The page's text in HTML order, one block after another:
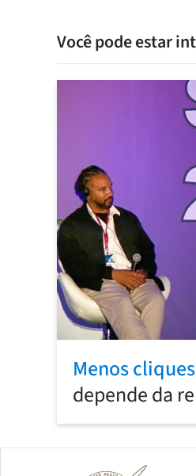
Você pode estar
Menos
depende da